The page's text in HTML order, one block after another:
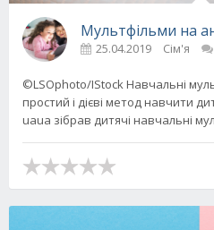
Мультфільми на
25.04.2019 Сім'я
©LSOphoto/IStock Навчальні
простий і дієві метод навчити
uaua зібрав дитячі навчальні